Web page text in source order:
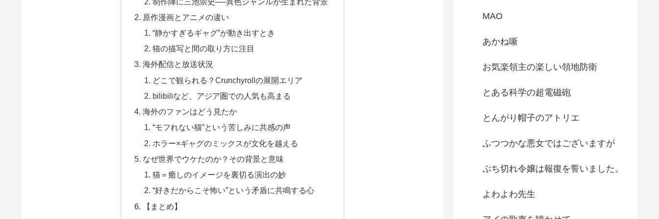
原作漫画とアニメの違い
“静かすぎるギャグ”が動き出すとき
猫の描写と間の取り方に注目
海外配信と放送状況
どこで観られる？Crunchyrollの展開エリア
bilibiliなど、アジア圏での人気も高まる
海外のファンはどう見たか
“モフれない猫”という苦しみに共感の声
ホラー×ギャグのミックスが文化を越える
なぜ世界でウケたのか？その背景と意味
猫＝癒しのイメージを裏切る演出の妙
“好きだからこそ怖い”という矛盾に共鳴する心
【まとめ】
MAO
あかね噺
お気楽領主の楽しい領地防衛
とある科学の超電磁砲
とんがり帽子のアトリエ
ふつつかな悪女ではございますが
ぶち切れ令嬢は報復を誓いました。
よわよわ先生